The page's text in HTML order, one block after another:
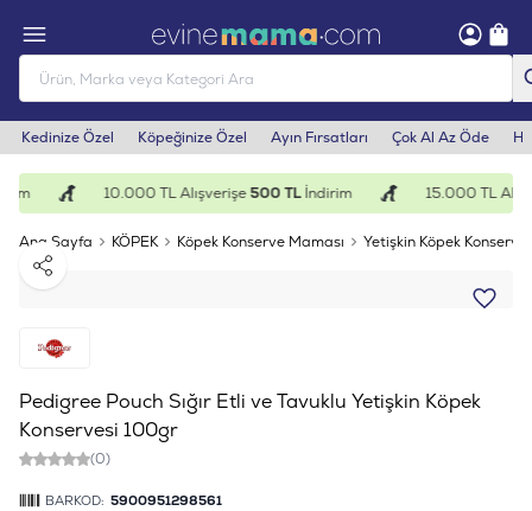
Kedinize Özel Köpeğinize Özel Ayın Fırsatları Çok Al Az Öde
10.000 TL Alışverişe500 TLİndirim 15.000 TL
Ana Sayfa KÖPEK Köpek Konserve Maması
Yetişkin Köpek
Paylaş
Pedigree Pouch Sığır Etli ve Tavuklu Yetişkin Köpek
Konservesi 100gr
(0)
BARKOD: 5900951298561